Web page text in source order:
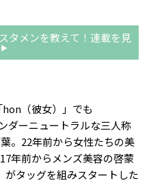
タメンを教えて！連載を見
hon（彼女）」でも
ダーニュートラルな三人称
。 22年前から女性たちの美
17年前からメンズ美容の啓蒙
がタッグを組みスタートした